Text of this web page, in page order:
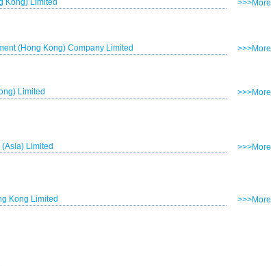
Kong) Limited >>>More
(Hong Kong) Company Limited >>>More
Limited >>>More
Limited >>>More
Kong Limited >>>More